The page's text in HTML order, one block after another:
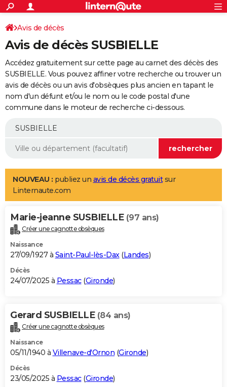
ACTUALITÉS
Politique
Société
Faits Divers
Education
Monde
Villes
+
SPORT
Coupe du monde 2026
Football
Tennis
Cyclisme
Rugby
Forum
Programme TV
TNT
Streaming
Cinéma
Sorties cinéma
Musique
+
FINANCE
Retraite
Epargne
Immobilier
Risques naturels par ville
Banque
Assurance
AUTO
Essais
Réserver un essai
Citadines
Berlines
SUV
Forum auto
+
Mobiles
Meilleur smartphone
Internet
Ordinateurs
Jeux vidéo
Guide high-tech
Aménagement intérieur
LIFESTYLE
Art de vivre
Bien-être
Loisirs
Mode
Modes de vie
Alimentation
Guide de la santé
Maladies
Médicaments
Sommeil
VOYAGE
Destinations
City break
Voyage nature
Voyage de noces
Forum
Climat
+PHOTO
GUIDES D'ACHAT
BONS PLANS
Carte de Noël
Carte Bonne année
Carte Saint-Valentin
Carte Pâques
Carte d'anniversaire
DICTIONNAIRE
Dictionnaire
Biographies
Citations
Expressions
Proverbes
PROGRAMME TV
S'inscrire
Se connecter
Lycées
Collèges
Primaires
Universités
Entreprises
Service militaire
Avis de recherche
AVIS DE DÉCÈS
Avis de décès
Avis de décès SUSBIELLE
Accédez gratuitement sur cette page au carnet des décès des
SUSBIELLE. Vous pouvez affiner votre recherche ou trouver un
avis de décès ou un avis d'obsèques plus ancien en tapant le
nom d'un défunt et/ou le nom ou le code postal d'une
commune dans le moteur de recherche ci-dessous.
NOUVEAU : publiez un avis de décès gratuitsur
Linternaute.com
Marie-jeanne SUSBIELLE (97 ans)
Créer une cagnotte obsèques
Naissance
27/09/1927 à Saint-Paul-lès-Dax(Landes)
Décès
24/07/2025 à Pessac(Gironde)
Gerard SUSBIELLE (84 ans)
Créer une cagnotte obsèques
Naissance
05/11/1940 à Villenave-d'Ornon (Gironde)
Décès
23/05/2025 à Pessac(Gironde)